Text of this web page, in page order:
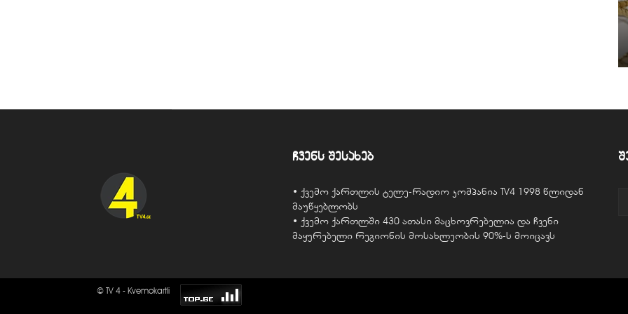
ჩვენს შესახებ
• ქვემო ქართლის ტელე-რადიო კომპანია TV4 1998 წლიდან
მაუწყებლობს
• ქვემო ქართლში 430 ათასი მაცხოვრებელია და ჩვენი
მაყურებელი რეგიონის მოსახლეობის 90%-ს მოიცავს
© TV 4 - Kvemokartli